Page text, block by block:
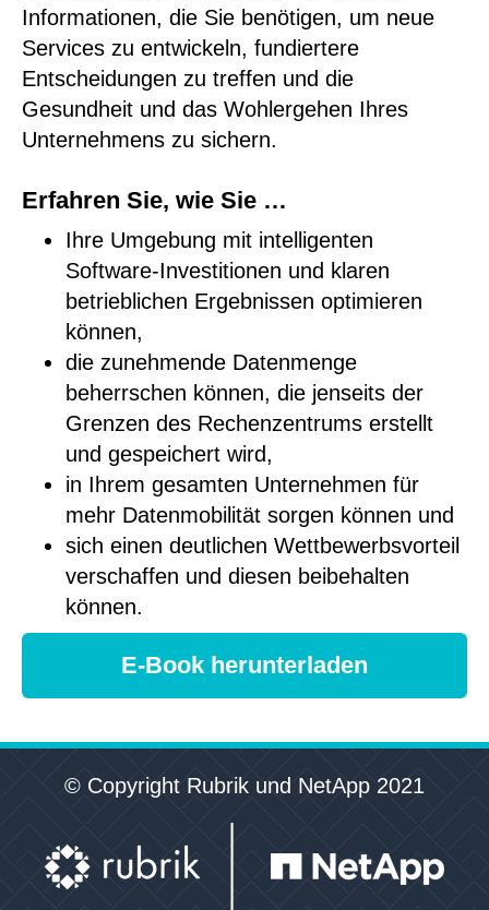
Informationen, die Sie benötigen, um neue
Services zu entwickeln, fundiertere
Entscheidungen zu treffen und die
Gesundheit und das Wohlergehen Ihres
Unternehmens zu sichern.
Erfahren Sie, wie Sie …
Ihre Umgebung mit intelligenten
Software-Investitionen und klaren
betrieblichen Ergebnissen optimieren
können,
die zunehmende Datenmenge
beherrschen können, die jenseits der
Grenzen des Rechenzentrums erstellt
und gespeichert wird,
in Ihrem gesamten Unternehmen für
mehr Datenmobilität sorgen können und
sich einen deutlichen Wettbewerbsvorteil
verschaffen und diesen beibehalten
können.
E-Book herunterladen
© Copyright Rubrik und NetApp 2021